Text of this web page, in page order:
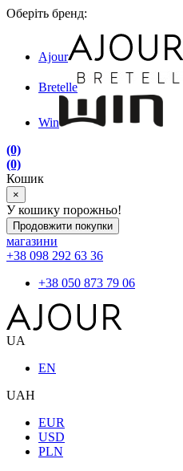
Оберіть бренд:
Ajour
Bretelle
Win
(0)
(0)
Кошик
×
У кошику порожньо!
Продовжити покупки
магазини
+38 098 292 63 36
+38 050 873 79 06
UA
EN
UAH
EUR
USD
PLN